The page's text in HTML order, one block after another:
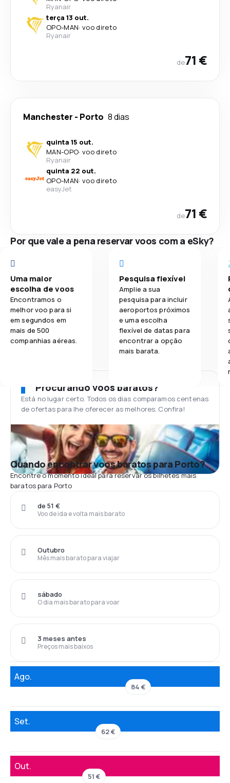
Ryanair
terça 13 out.
OPO-MAN· voo direto
Ryanair
de71 €
Manchester - Porto 8 dias
quinta 15 out.
MAN-OPO· voo direto
Ryanair
quinta 22 out.
OPO-MAN· voo direto
easyJet
de71 €
Por que vale a pena reservar voos com a eSky?
Uma maior
escolha de voos
Encontramos o
melhor voo para si
em segundos em
mais de 500
companhias aéreas.
Pesquisa flexível
Amplie a sua
pesquisa para incluir
aeroportos próximos
e uma escolha
flexível de datas para
encontrar a opção
mais barata.
Procurando voos baratos?
Está no lugar certo. Todos os dias comparamos centenas
de ofertas para lhe oferecer as melhores. Confira!
Quando encontrar voos baratos para Porto?
Encontre o momento ideal para reservar os bilhetes mais
baratos para Porto
Voo de ida e volta mais barato
de 51 €
Mês mais barato para viajar
Outubro
O dia mais barato para voar
sábado
Preços mais baixos
3 meses antes
Ago.
84 €
Set.
62 €
Out.
51 €